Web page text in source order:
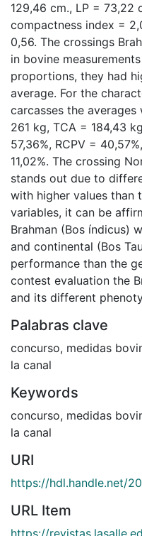
129,46 cm., LP = 73,22
compactness index =
0,56. The crossings
in bovine
proportions, they had
average. For the
carcasses the averages
261 kg, TCA = 184,43
57,36%, RCPV =
11,02%. The crossing
stands out due to
with higher values than
variables, it can be
Brahman (Bos índicus)
and continental (Bos
performance than the
contest evaluation the
and its different
Palabras clave
concurso, medidas
la canal
Keywords
concurso, medidas
la canal
URI
https://hdl.handle.net/
URL Item